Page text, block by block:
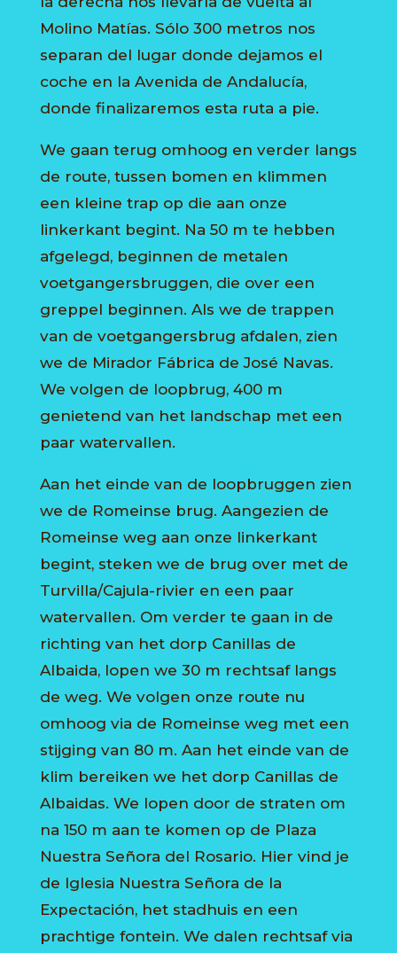
Molino Matías. Sólo 300 metros nos
separan del lugar donde dejamos el
coche en la Avenida de Andalucía,
donde finalizaremos esta ruta a pie.
We gaan terug omhoog en verder langs
de route, tussen bomen en klimmen
een kleine trap op die aan onze
linkerkant begint. Na 50 m te hebben
afgelegd, beginnen de metalen
voetgangersbruggen, die over een
greppel beginnen. Als we de trappen
van de voetgangersbrug afdalen, zien
we de Mirador Fábrica de José Navas.
We volgen de loopbrug, 400 m
genietend van het landschap met een
paar watervallen.
Aan het einde van de loopbruggen zien
we de Romeinse brug. Aangezien de
Romeinse weg aan onze linkerkant
begint, steken we de brug over met de
Turvilla/Cajula-rivier en een paar
watervallen. Om verder te gaan in de
richting van het dorp Canillas de
Albaida, lopen we 30 m rechtsaf langs
de weg. We volgen onze route nu
omhoog via de Romeinse weg met een
stijging van 80 m. Aan het einde van de
klim bereiken we het dorp Canillas de
Albaidas. We lopen door de straten om
na 150 m aan te komen op de Plaza
Nuestra Señora del Rosario. Hier vind je
de Iglesia Nuestra Señora de la
Expectación, het stadhuis en een
prachtige fontein. We dalen rechtsaf via